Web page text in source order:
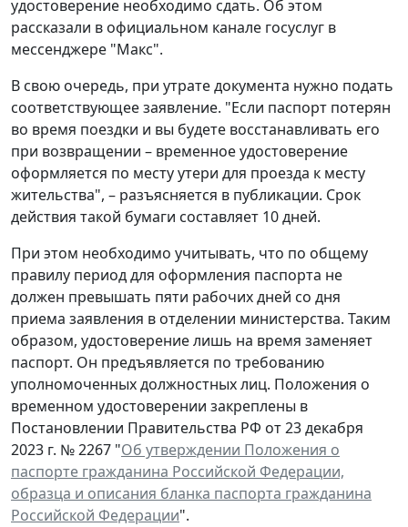
удостоверение необходимо сдать. Об этом
рассказали в официальном канале госуслуг в
мессенджере "Макс".
В свою очередь, при утрате документа нужно подать
соответствующее заявление. "Если паспорт потерян
во время поездки и вы будете восстанавливать его
при возвращении – временное удостоверение
оформляется по месту утери для проезда к месту
жительства", – разъясняется в публикации. Срок
действия такой бумаги составляет 10 дней.
При этом необходимо учитывать, что по общему
правилу период для оформления паспорта не
должен превышать пяти рабочих дней со дня
приема заявления в отделении министерства. Таким
образом, удостоверение лишь на время заменяет
паспорт. Он предъявляется по требованию
уполномоченных должностных лиц. Положения о
временном удостоверении закреплены в
Постановлении Правительства РФ от 23 декабря
2023 г. № 2267 "Об утверждении Положения о
паспорте гражданина Российской Федерации,
образца и описания бланка паспорта гражданина
Российской Федерации".